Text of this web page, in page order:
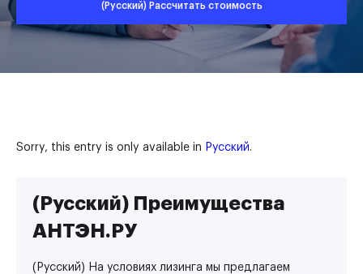
(Русский) Рассчитать стоимость
Sorry, this entry is only available in Русский.
(Русский) Преимущества
АНТЭН.РУ
(Русский) На условиях лизинга мы предлагаем